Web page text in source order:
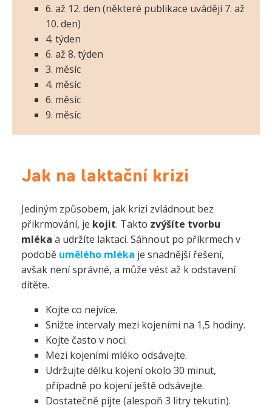
6. až 12. den (některé publikace uvádějí 7. až
10. den)
4. týden
6. až 8. týden
3. měsíc
4. měsíc
6. měsíc
9. měsíc
Jak na laktační krizi
Jediným způsobem, jak krizi zvládnout bez
přikrmování, je kojit. Takto zvýšíte tvorbu
mléka a udržíte laktaci. Sáhnout po příkrmech v
podobě umělého mléka je snadnější řešení,
avšak není správné, a může vést až k odstavení
dítěte.
Kojte co nejvíce.
Snižte intervaly mezi kojeními na 1,5 hodiny.
Kojte často v noci.
Mezi kojeními mléko odsávejte.
Udržujte délku kojení okolo 30 minut,
případně po kojení ještě odsávejte.
Dostatečně pijte (alespoň 3 litry tekutin).